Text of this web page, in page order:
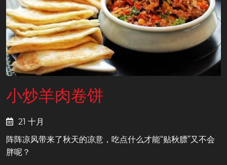
小炒羊肉卷饼
21 十月
阵阵凉风带来了秋天的凉意，吃点什么才能“贴秋膘”又不会
胖呢？